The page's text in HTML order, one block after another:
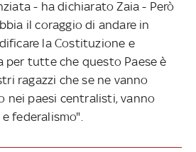
- ha dichiarato Zaia - Però
il coraggio di andare in
la Costituzione e
per tutte che questo Paese è
ragazzi che se ne vanno
nei paesi centralisti, vanno
federalismo".